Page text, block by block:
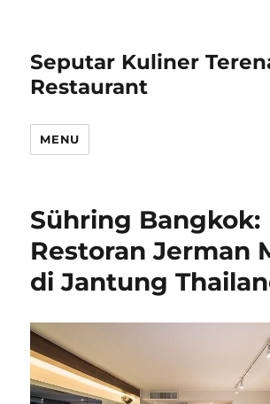
Seputar Kuliner
Restaurant
MENU
Sühring Bangkok:
Restoran Jerman
di Jantung